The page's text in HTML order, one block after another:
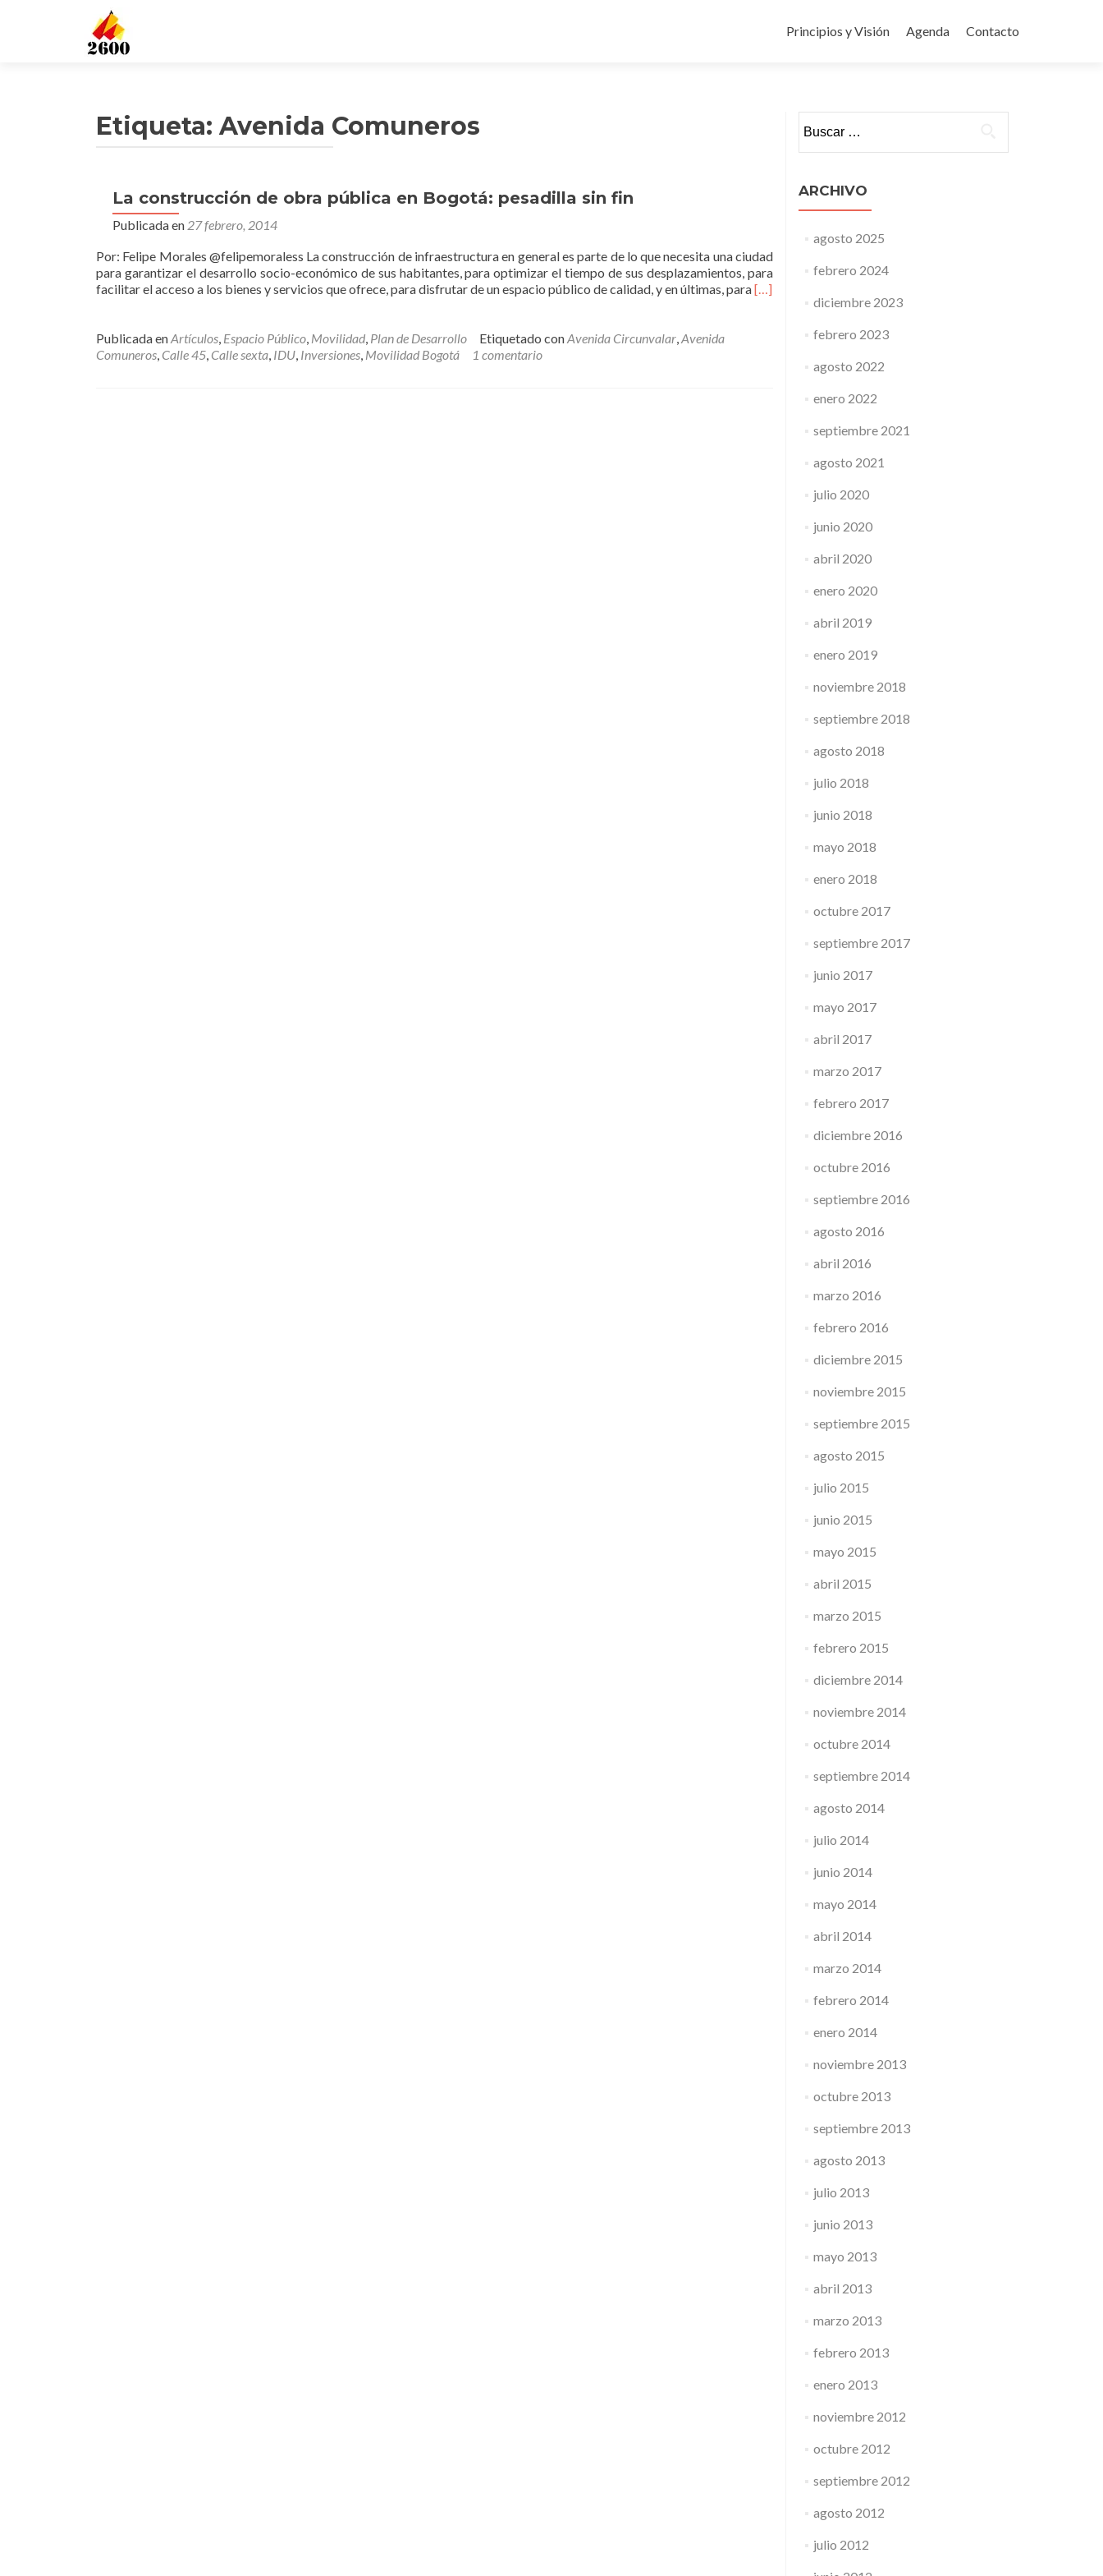
al
Principios y Visión Agenda Contacto
Etiqueta: Avenida Comuneros
La construcción de obra pública en Bogotá: pesadilla sin fin
Publicada en 27 febrero, 2014
Por: Felipe Morales @felipemoraless La construcción de infraestructura en general es parte de lo que necesita una ciudad
para garantizar el desarrollo socio-económico de sus habitantes, para optimizar el tiempo de sus desplazamientos, para
facilitar el acceso a los bienes y servicios que ofrece, para disfrutar de un espacio público de calidad, y en últimas, paraLeer
[…]
Publicada enArtículos, Espacio Público, Movilidad, Plan de Desarrollo Etiquetado conAvenida Circunvalar,Avenida
Comuneros, Calle 45, Calle sexta, IDU, Inversiones, Movilidad Bogotá 1 comentario
ARCHIVO
agosto 2025
febrero 2024
diciembre 2023
febrero 2023
agosto 2022
enero 2022
septiembre 2021
agosto 2021
julio 2020
junio 2020
abril 2020
enero 2020
abril 2019
enero 2019
noviembre 2018
septiembre 2018
agosto 2018
julio 2018
junio 2018
mayo 2018
enero 2018
octubre 2017
septiembre 2017
junio 2017
mayo 2017
abril 2017
marzo 2017
febrero 2017
diciembre 2016
octubre 2016
septiembre 2016
agosto 2016
abril 2016
marzo 2016
febrero 2016
diciembre 2015
noviembre 2015
septiembre 2015
agosto 2015
julio 2015
junio 2015
mayo 2015
abril 2015
marzo 2015
febrero 2015
diciembre 2014
noviembre 2014
octubre 2014
septiembre 2014
agosto 2014
julio 2014
junio 2014
mayo 2014
abril 2014
marzo 2014
febrero 2014
enero 2014
noviembre 2013
octubre 2013
septiembre 2013
agosto 2013
julio 2013
junio 2013
mayo 2013
abril 2013
marzo 2013
febrero 2013
enero 2013
noviembre 2012
octubre 2012
septiembre 2012
agosto 2012
julio 2012